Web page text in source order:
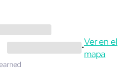
•
Ver en el
mapa